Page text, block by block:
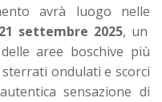
avrà luogo nelle
settembre 2025, un
aree boschive più
ondulati e scorci
sensazione di